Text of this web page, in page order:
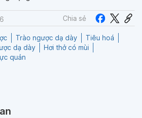
Chia sẻ
Trào ngược dạ dày
Tiêu hoá
dạ dày
Hơi thở có mùi
quản